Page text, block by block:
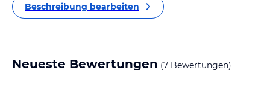
Beschreibung bearbeiten
Neueste Bewertungen (7 Bewertungen)